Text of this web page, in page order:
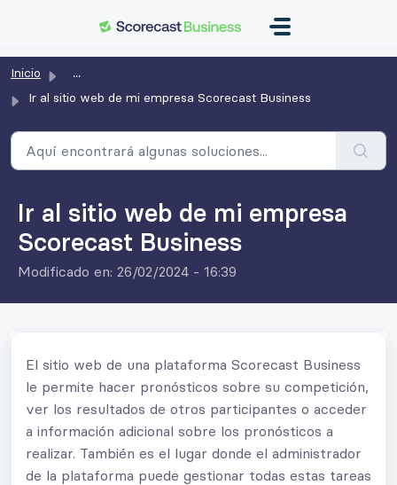
Inicio
...
Ir al sitio web de mi empresa Scorecast Business
Ir al sitio web de mi empresa
Scorecast Business
Modificado en: 26/02/2024 - 16:39
El sitio web de una plataforma Scorecast Business
le permite hacer pronósticos sobre su competición,
ver los resultados de otros participantes o acceder
a información adicional sobre los pronósticos a
realizar. También es el lugar donde el administrador
de la plataforma puede gestionar todas estas tareas